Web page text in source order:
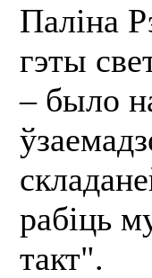
Паліна
гэты
– было
рабіць
такт".